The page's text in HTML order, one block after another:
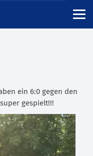
ein 6:0 gegen den
gespielt!!!